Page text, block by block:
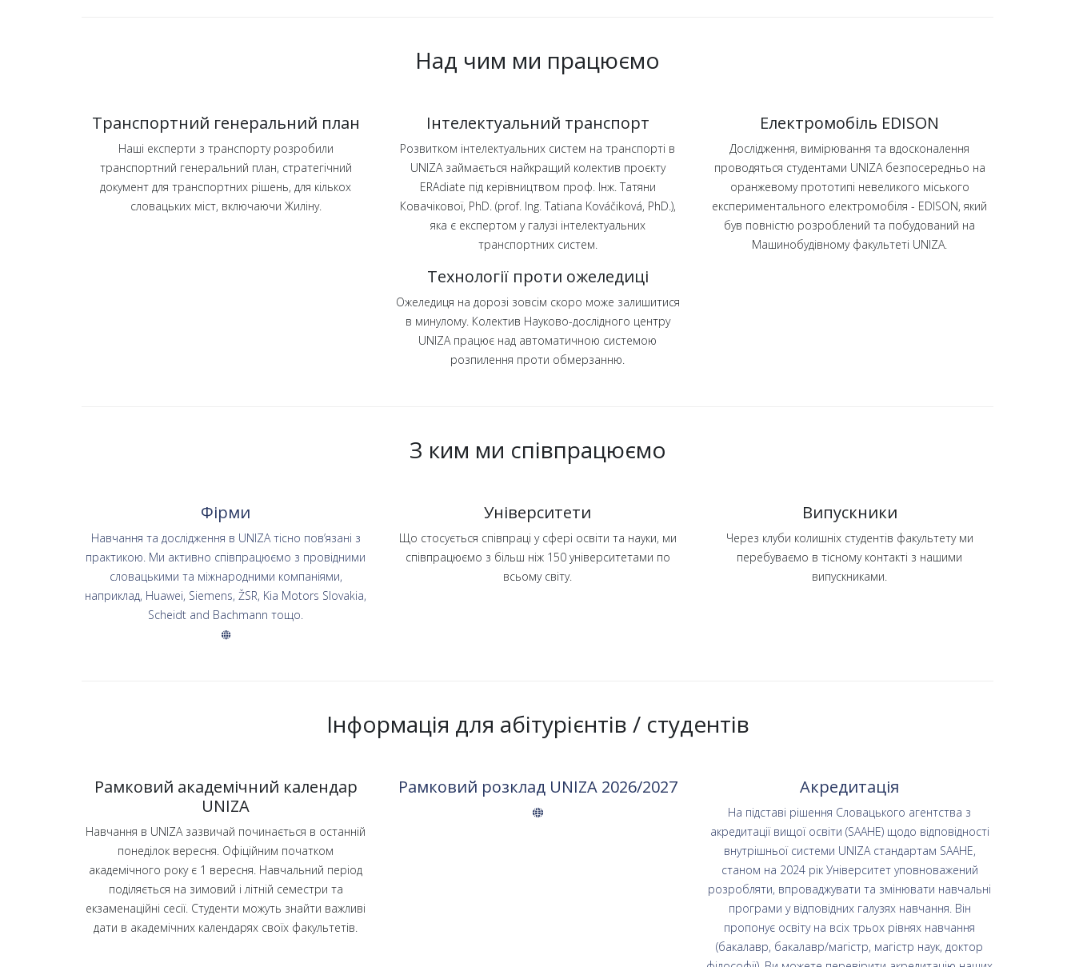
Над чим ми працюємо
Транспортний генеральний план
Наші експерти з транспорту розробили
транспортний генеральний план, стратегічний
документ для транспортних рішень, для кількох
словацьких міст, включаючи Жиліну.
Інтелектуальний транспорт
Розвитком інтелектуальних систем на транспорті в
UNIZA займається найкращий колектив проєкту
ERAdiate під керівництвом проф. Інж. Татяни
Ковачікової, PhD. (prof. Ing. Tatiana Kováčiková, PhD.),
яка є експертом у галузі інтелектуальних
транспортних систем.
Електромобіль EDISON
Дослідження, вимірювання та вдосконалення
проводяться студентами UNIZA безпосередньо на
оранжевому прототипі невеликого міського
експериментального електромобіля - EDISON, який
був повністю розроблений та побудований на
Машинобудівному факультеті UNIZA.
Технології проти ожеледиці
Ожеледиця на дорозі зовсім скоро може залишитися
в минулому. Колектив Науково-дослідного центру
UNIZA працює над автоматичною системою
розпилення проти обмерзанню.
З ким ми співпрацюємо
Фірми
Навчання та дослідження в UNIZA тісно пов’язані з
практикою. Ми активно співпрацюємо з провідними
словацькими та міжнародними компаніями,
наприклад, Huawei, Siemens, ŽSR, Kia Motors Slovakia,
Scheidt and Bachmann тощо.
Університети
Що стосується співпраці у сфері освіти та науки, ми
співпрацюємо з більш ніж 150 університетами по
всьому світу.
Випускники
Через клуби колишніх студентів факультету ми
перебуваємо в тісному контакті з нашими
випускниками.
Інформація для абітурієнтів / студентів
Рамковий академічний календар
UNIZA
Навчання в UNIZA зазвичай починається в останній
понеділок вересня. Офіційним початком
академічного року є 1 вересня. Навчальний період
поділяється на зимовий і літній семестри та
екзаменаційні сесії. Студенти можуть знайти важливі
дати в академічних календарях своїх факультетів.
Рамковий розклад UNIZA 2026/2027 Акредитація
На підставі рішення Словацького агентства з
акредитації вищої освіти (SAAHE) щодо відповідності
внутрішньої системи UNIZA стандартам SAAHE,
станом на 2024 рік Університет уповноважений
розробляти, впроваджувати та змінювати навчальні
програми у відповідних галузях навчання. Він
пропонує освіту на всіх трьох рівнях навчання
(бакалавр, бакалавр/магістр, магістр наук, доктор